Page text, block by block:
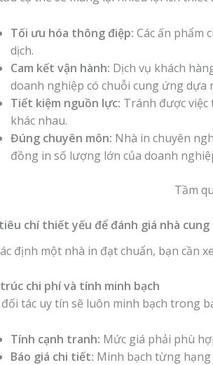
Tối ưu hóa thông điệp: Các ấn phẩm
dịch.
Cam kết vận hành: Dịch vụ khách
doanh nghiệp có chuỗi cung ứng dựa
Tiết kiệm nguồn lực: Tránh được việc
khác nhau.
Đúng chuyên môn: Nhà in chuyên
đồng in số lượng lớn của doanh
chí thiết yếu để đánh giá nhà cung
định một nhà in đạt chuẩn, bạn cần
trúc chi phí và tính minh bạch
tác uy tín sẽ luôn minh bạch trong
Tính cạnh tranh: Mức giá phải phù
Báo giá chi tiết: Minh bạch từng hạng